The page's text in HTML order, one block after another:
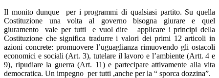
Il monito dunque per i programmi di qualsiasi partito. Su quella
Costituzione una volta al governo bisogna giurare e quel
giuramento vale per tutti e vuol dire applicare i principi della
Costituzione che significa tradurre i valori dei primi 12 articoli in
azioni concrete: promuovere l’uguaglianza rimuovendo gli ostacoli
economici e sociali (Art. 3), tutelare il lavoro e l’ambiente (Artt. 4 e
9), ripudiare la guerra (Art. 11) e partecipare attivamente alla vita
democratica. Un impegno per tutti ,anche per la “ sporca dozzina”.